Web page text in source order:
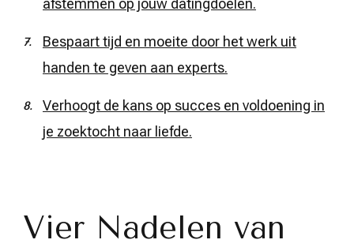
afstemmen op jouw datingdoelen.
Bespaart tijd en moeite door het werk uit
handen te geven aan experts.
Verhoogt de kans op succes en voldoening in
je zoektocht naar liefde.
Vier Nadelen van